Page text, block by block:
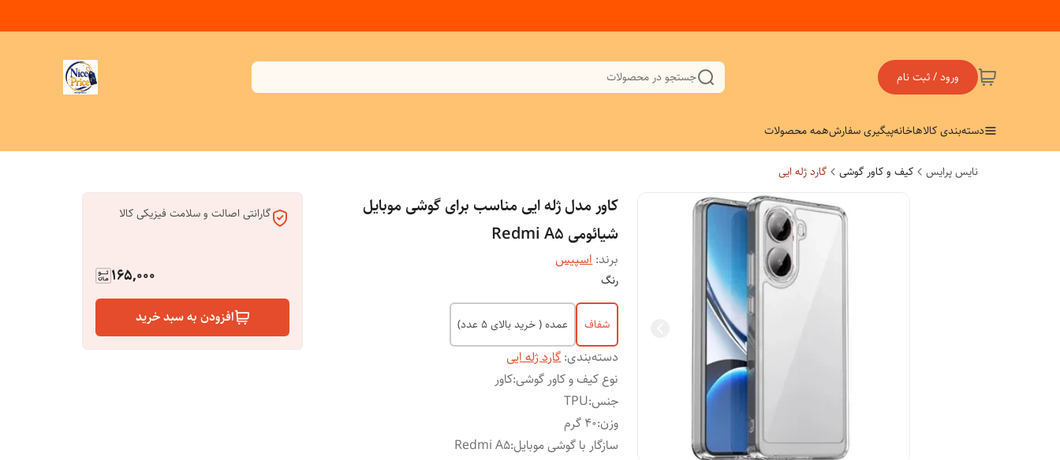
ورود / ثبت نام جستجو در محصولات
دسته‌بندی کالاهاخانهپیگیری سفارشهمه محصولات
نایس پرایس کیف و کاور گوشی گارد ژله ایی
کاور مدل ژله ایی مناسب برای گوشی موبایل
شیائومی Redmi A5
برند:اسپیس
رنگ
شفاف عمده ( خرید بالای 5 عدد)
دسته‌بندی:گارد ژله ایی
نوع کیف و کاور گوشی:کاور
جنس:
TPU
وزن:40 گرم
سازگار با گوشی موبایل:
Redmi A5
گارانتی اصالت و سلامت فیزیکی کالا
165,000
افزودن به سبد خرید